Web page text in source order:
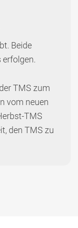
Beide
erfolgen.
TMS zum
vom neuen
TMS
den TMS zu